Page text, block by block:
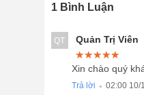
1 Bình Luận
QT Quản Trị Viên
★★★★★
★★★★★
★★★★★
Xin chào quý
Trả lời ● 02:00 10/